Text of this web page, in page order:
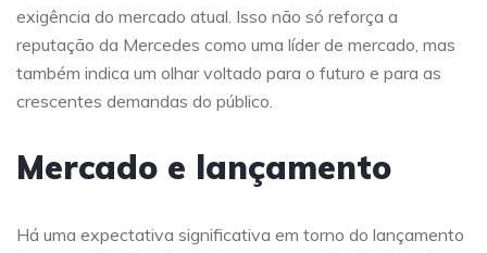
exigência do mercado atual. Isso não só reforça a
reputação da Mercedes como uma líder de mercado, mas
também indica um olhar voltado para o futuro e para as
crescentes demandas do público.
Mercado e lançamento
Há uma expectativa significativa em torno do lançamento